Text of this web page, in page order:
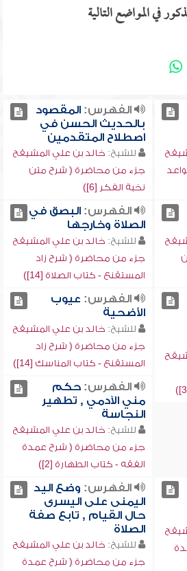
في المواضع التالية
الفهرس:المقصود
بالحديث الحسن في
اصطلاح المتقدمين
للشيخ: خالد بن علي المشيقح
جزء من محاضرة ( شرح متن
نخبة الفكر [6])
الفهرس:البصق في
الصلاة وخارجها
للشيخ: خالد بن علي المشيقح
جزء من محاضرة ( شرح زاد
المستقنع - كتاب الصلاة [14])
الفهرس: عيوب
الأضحية
للشيخ: خالد بن علي المشيقح
جزء من محاضرة ( شرح زاد
المستقنع - كتاب المناسك [14])
الفهرس:حكم
مني الآدمي , تطهير
النجاسة
للشيخ: خالد بن علي المشيقح
جزء من محاضرة ( شرح عمدة
الفقه - كتاب الطهارة [2])
الفهرس: وضع اليد
اليمنى على اليسرى
حال القيام , تابع صفة
الصلاة
للشيخ: خالد بن علي المشيقح
جزء من محاضرة ( شرح عمدة